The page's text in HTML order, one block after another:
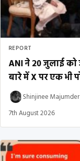
REPORT
ANI ने 20 जुलाई को
बारे में X पर एक भी
Shinjinee Majumder
7th August 2026